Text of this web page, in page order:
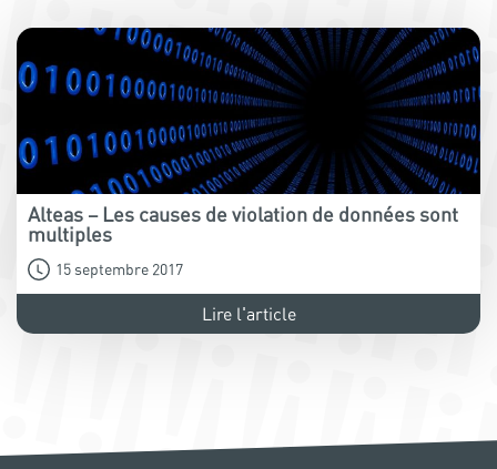
Alteas – Les causes de violation de données sont
multiples
15 septembre 2017
Lire l'article